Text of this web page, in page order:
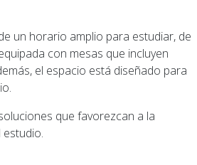
un horario amplio para estudiar, de
con mesas que incluyen
el espacio está diseñado para
que favorezcan a la